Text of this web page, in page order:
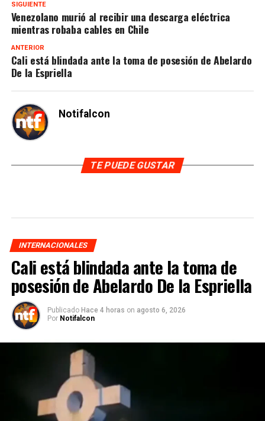
SIGUIENTE
Venezolano murió al recibir una descarga eléctrica
mientras robaba cables en Chile
ANTERIOR
Cali está blindada ante la toma de posesión de Abelardo
De la Espriella
Notifalcon
TE PUEDE GUSTAR
INTERNACIONALES
Cali está blindada ante la toma de
posesión de Abelardo De la Espriella
Publicado Hace 4 horas on agosto 6, 2026
Por Notifalcon